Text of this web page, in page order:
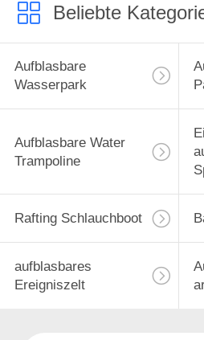
Beliebte
Aufblasbare
Wasserpark
Aufblasbare Water
Trampoline
Rafting Schlauchboot
aufblasbares
Ereigniszelt